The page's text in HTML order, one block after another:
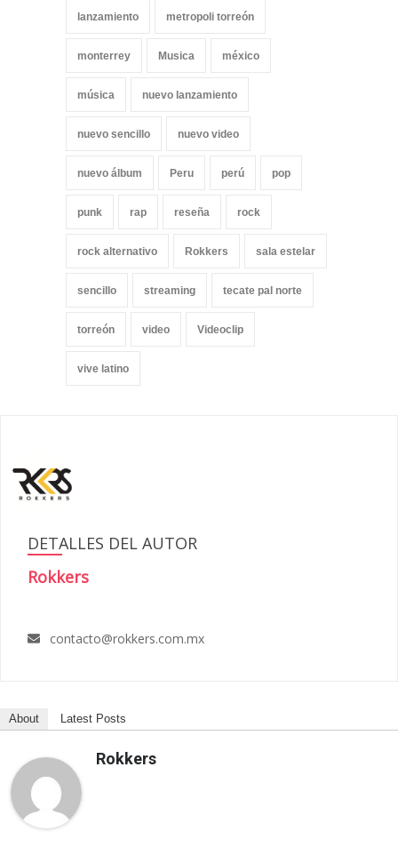
lanzamiento metropoli torreón
monterrey Musica méxico
música nuevo lanzamiento
nuevo sencillo nuevo video
nuevo álbum Peru perú pop
punk rap reseña rock
rock alternativo Rokkers sala estelar
sencillo streaming tecate pal norte
torreón video Videoclip
vive latino
DETALLES DEL AUTOR
Rokkers
contacto@rokkers.com.mx
About Latest Posts
Rokkers